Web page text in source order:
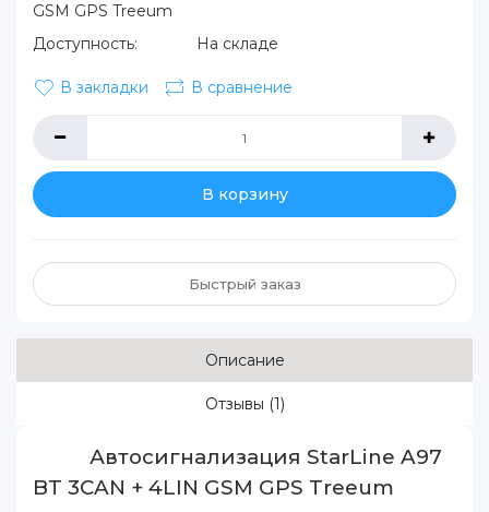
GSM GPS Treeum
Доступность:
На складе
В закладки В сравнение
В корзину
Быстрый заказ
Описание
Отзывы (1)
Автосигнализация StarLine A97
BT 3CAN + 4LIN GSM GPS Treeum